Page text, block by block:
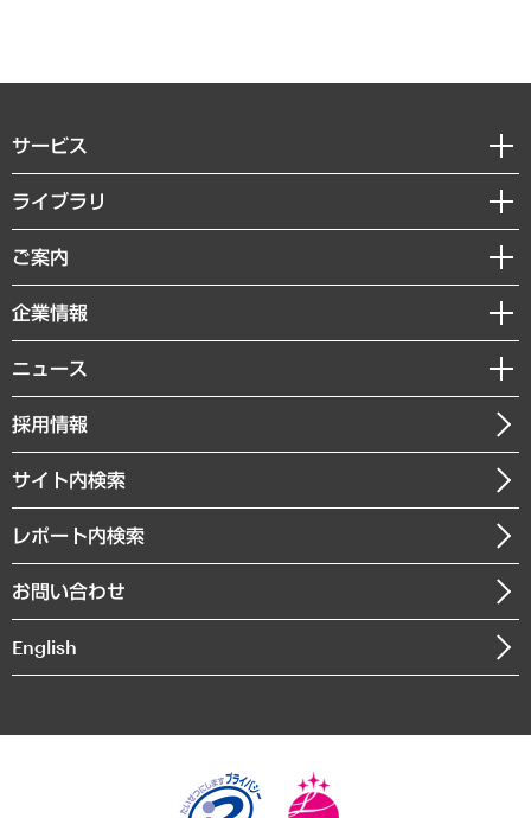
サービス
経営戦略
組織・人事戦略
デジタルイノベーション
共生・ダイバーシティ
GRC（ガバナンス・リスク・コンプライアンス）・防災（政策）
経済・産業・雇用・労働
まちづくり・観光・交通・スポーツ・スマートシティ
自然資源・農林水産業・食料システム
ライブラリ
経済調査
レポート
コラム
経営用語集
受託・受注実績（官公庁関連）
メディア掲載・出演
ご案内
セミナー・イベント情報
MUFGビジネスセミナー
受託案件情報
企業情報
私たちの想い
社長メッセージ
会社概要
沿革
組織図・本部部室紹介
インドネシア現地法人
個人情報保護方針
ニュース
ニュースリリース
お知らせ
採用情報
サイト内検索
レポート内検索
お問い合わせ
English